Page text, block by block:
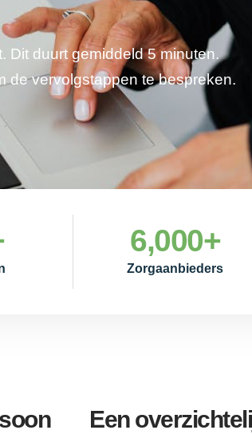
Dit duurt gemiddeld 5 minuten.
de vervolgstappen te bespreken.
Zorgaanbieders
6,000+
Een